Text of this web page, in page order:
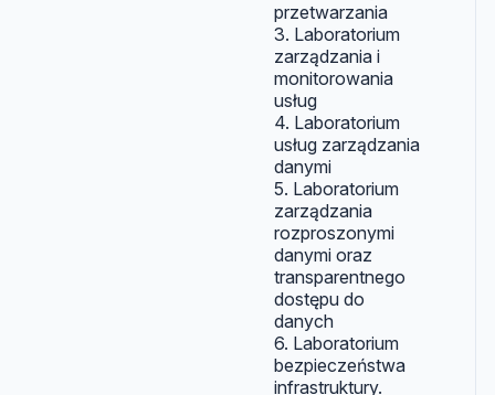
przetwarzania
3. Laboratorium
zarządzania i
monitorowania
usług
4. Laboratorium
usług zarządzania
danymi
5. Laboratorium
zarządzania
rozproszonymi
danymi oraz
transparentnego
dostępu do
danych
6. Laboratorium
bezpieczeństwa
infrastruktury.